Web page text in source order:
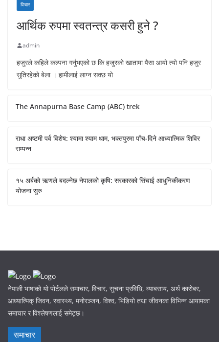
विचार
आर्थिक रुपमा स्वतन्त्र कसरी हुने ?
admin
हजुरले कहिले कल्पना गर्नुभएको छ कि हजुरको खातामा पैसा आयो त्यो पनि हजुर
सुतिरहेको बेला । हामीलाई लाग्न सक्छ यो
The Annapurna Base Camp (ABC) trek
राधा अष्टमी पर्व विशेष: श्यामा श्याम धाम, भक्तपुरमा पाँच-दिने आध्यात्मिक शिविर
सम्पन्न
१५ अर्बको ऋणले बदल्नेछ नेपालको कृषि: सरकारको सिंचाई आधुनिकीकरण
योजना सुरु
नेपाली भाषाको यो पोर्टलले समाचार, विचार, सुचना प्रविधि, व्याबसाय, अर्थ कारोबर,
आध्यात्मिक् जिवन, स्वास्थ्य, मनोरञ्जन, विश्व, भिडियो तथा जीवनका विभिन्न आयामका
समाचार र विश्लेषणलाई समेट्छ।
समाचार